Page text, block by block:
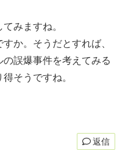
みますね。
か。そうだとすれば、
誤爆事件を考えてみる
そうですね。
返信